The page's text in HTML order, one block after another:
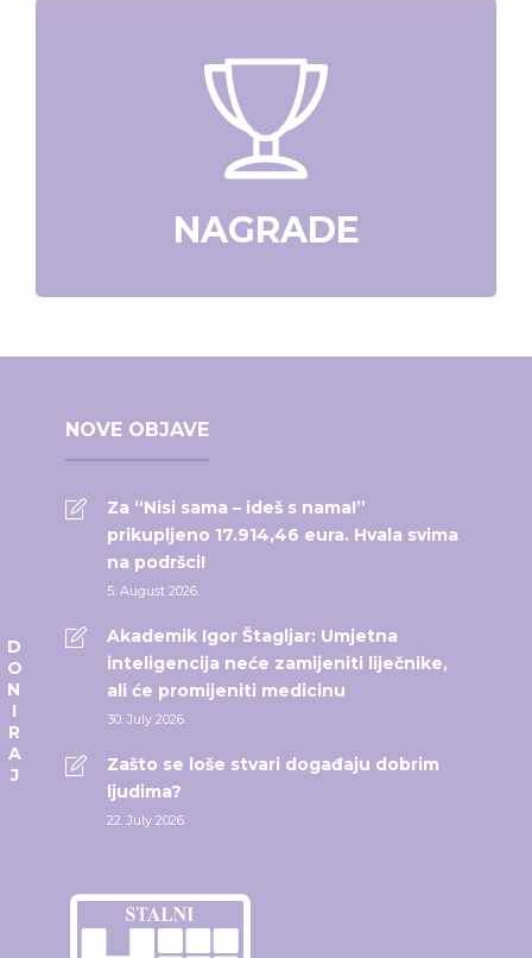
NAGRADE
NOVE OBJAVE
Za “Nisi sama – ideš s nama!”
prikupljeno 17.914,46 eura. Hvala svima
na podršci!
5. August 2026.
Akademik Igor Štagljar: Umjetna
inteligencija neće zamijeniti liječnike,
ali će promijeniti medicinu
30. July 2026.
Zašto se loše stvari događaju dobrim
ljudima?
22. July 2026.
DONIRAJ